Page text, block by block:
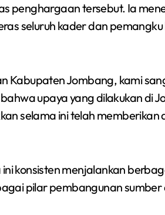
penghargaan tersebut. Ia
seluruh kader dan
Kabupaten Jombang, kami
upaya yang dilakukan di
selama ini telah
konsisten menjalankan
pilar pembangunan